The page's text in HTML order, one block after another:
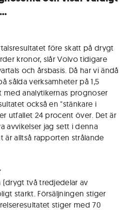
före skatt på drygt
kronor, slår Volvo tidigare
och årsbasis. Då har vi ändå
sålda verksamheter på 1,5
med analytikernas prognoser
också en "stänkare i
utfallet 24 procent över. Det är
avvikelser jag sett i denna
är alltså rapporten strålande
(drygt två tredjedelar av
starkt. Försäljningen stiger
stiger med 70